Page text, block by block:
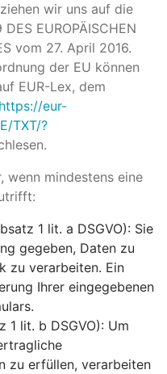
wir uns auf die
EUROPÄISCHEN
vom 27. April 2016.
der EU können
EUR-Lex, dem
https://eur-
TXT/?
wenn mindestens eine
1 lit. a DSGVO): Sie
gegeben, Daten zu
zu verarbeiten. Ein
Ihrer eingegebenen
1 lit. b DSGVO): Um
zu erfüllen, verarbeiten